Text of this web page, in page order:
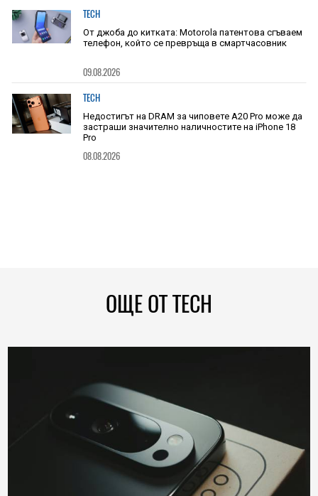
TECH
От джоба до китката: Motorola патентова сгъваем
телефон, който се превръща в смартчасовник
09.08.2026
TECH
Недостигът на DRAM за чиповете A20 Pro може да
застраши значително наличностите на iPhone 18
Pro
08.08.2026
ОЩЕ ОТ TECH